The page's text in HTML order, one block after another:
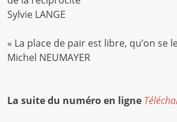
Sylvie LANGE
« La place de pair est libre, qu’on se
Michel NEUMAYER
La suite du numéro en ligne